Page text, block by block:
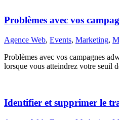
Problèmes avec vos
Agence Web, Events, Marketing,
Problèmes avec vos campagnes
lorsque vous atteindrez votre seuil
Identifier et supprimer le